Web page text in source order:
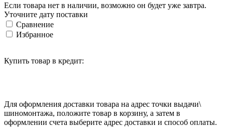
Если товара нет в наличии, возможно он будет уже завтра.
Уточните дату поставки
Сравнение
Избранное
Купить товар в кредит:
Для оформления доставки товара на адрес точки выдачи\
шиномонтажа, положите товар в корзину, а затем в
оформлении счета выберите адрес доставки и способ оплаты.